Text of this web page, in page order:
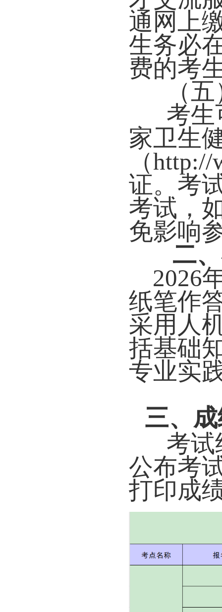
通网上
生务必
费的考
（
考生
家卫生
（http://
证。考
考试，
免影响
二
2026
纸笔作
采用人
括基础
专业实
三、
考试
公布考
打印成